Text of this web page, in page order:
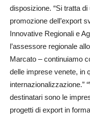
disposizione. “Si tratta
promozione dell’export
Inno­vative Regionali e
l’assessore regionale
Marcato – continuiamo
delle imprese venete, in
internazionalizzazione.”
destinatari sono le
progetti di export in